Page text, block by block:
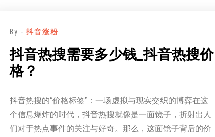
By -抖音涨粉
抖音热搜需要多少钱_抖音热搜价
格？
抖音热搜的“价格标签”：一场虚拟与现实交织的博弈在这
个信息爆炸的时代，抖音热搜就像是一面镜子，折射出人
们对于热点事件的关注与好奇。那么，这面镜子背后的价